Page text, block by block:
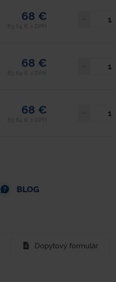
68 €
68 €
68 €
BLOG
Dopytový formulár